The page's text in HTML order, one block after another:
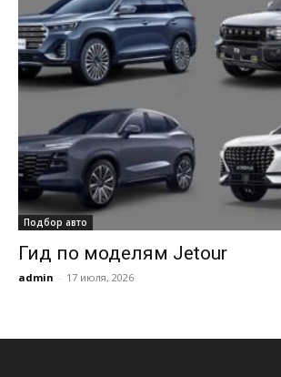
Подбор авто
Гид по моделям Jetour
admin - 17 июля, 2026